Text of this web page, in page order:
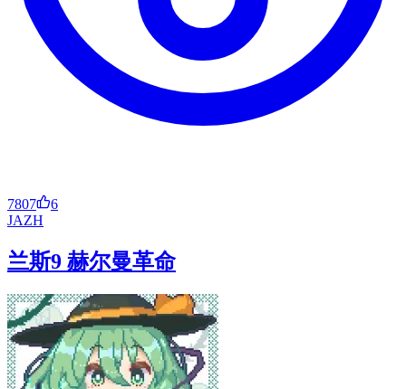
7807
6
JAZH
兰斯9 赫尔曼革命